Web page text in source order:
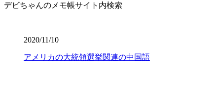
デビちゃんのメモ帳サイト内検索
2020/11/10
アメリカの大統領選挙関連の中国語